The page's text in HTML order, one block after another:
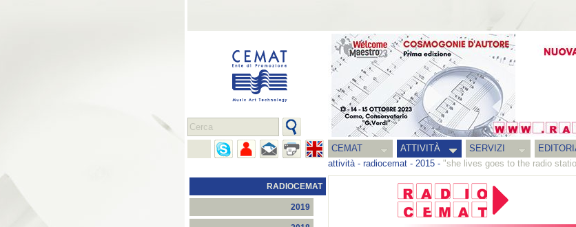
CEMAT ATTIVITÀ SERVIZI
attività- radiocemat - 2015 - "she lives goes to the radio
RADIOCEMAT
2019